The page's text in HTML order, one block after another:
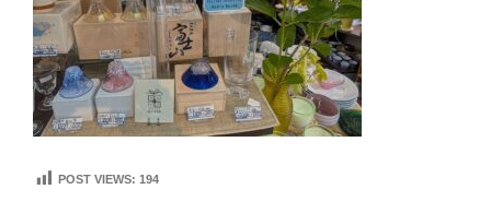
POST VIEWS: 194